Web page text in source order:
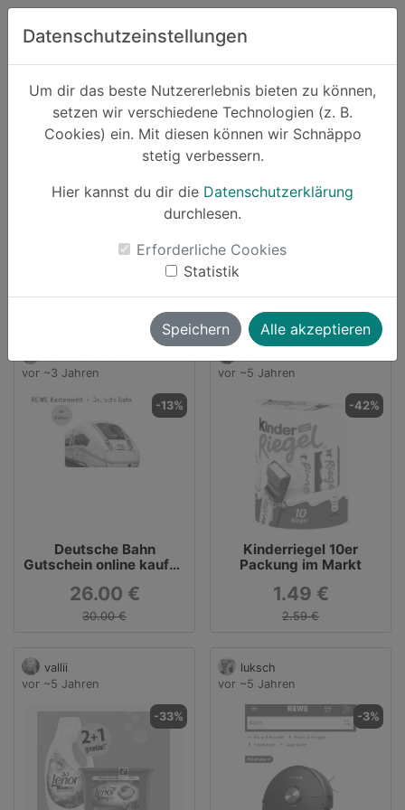
Zum Hauptinhalt springen
Datenschutzeinstellungen
Um dir das beste Nutzererlebnis bieten zu können,
setzen wir verschiedene Technologien (z. B.
Cookies) ein. Mit diesen können wir Schnäppo
stetig verbessern.
Hier kannst du dir die Datenschutzerklärung
durchlesen.
Erforderliche Cookies
Statistik
Speichern Alle akzeptieren
Suchen
Anbieter rewe
Schnäppchen von rewe
4 Angebote
Direkt zum Anbieter
vor ~3 Jahren
-13%
Deutsche Bahn
Gutschein online kaufen
26.00 €
30.00 €
vor ~5 Jahren
-42%
Kinderriegel 10er
Packung im Markt
1.49 €
2.59 €
vallii
vor ~5 Jahren
-33%
luksch
vor ~5 Jahren
-3%